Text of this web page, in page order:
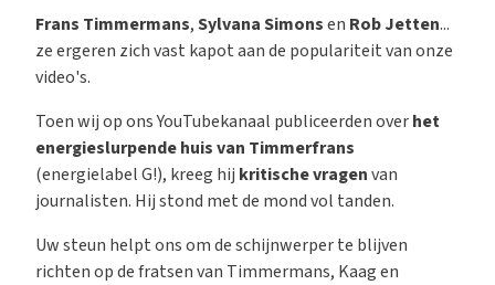
Frans Timmermans,Sylvana Simonsen Rob Jetten...
ze ergeren zich vast kapot aan de populariteit van onze
video's.
Toen wij op ons YouTubekanaal publiceerden overhet
energieslurpende huis van Timmerfrans
(energielabel G!), kreeg hij kritische vragenvan
journalisten. Hij stond met de mond vol tanden.
Uw steun helpt ons om de schijnwerper te blijven
richten op de fratsen van Timmermans, Kaag en